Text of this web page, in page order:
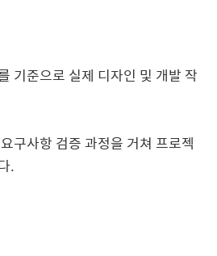
기준으로 실제 디자인 및 개발 작
구사항 검증 과정을 거쳐 프로젝
.